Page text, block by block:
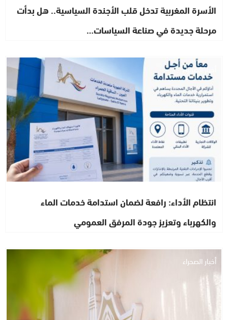
الأسرة المغربية تدخل قلب الأجندة السياسية.. هل بدأت
مرحلة جديدة في صناعة السياسات…
أخبار الصحراء
انتظام الأداء: رافعة لضمان استدامة خدمات الماء
والكهرباء وتعزيز جودة المرفق العمومي
أخبار الصحراء